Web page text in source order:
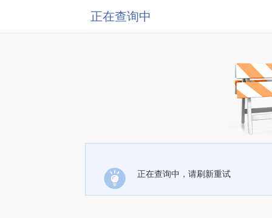
正在查询中
正在查询中，请刷新重试